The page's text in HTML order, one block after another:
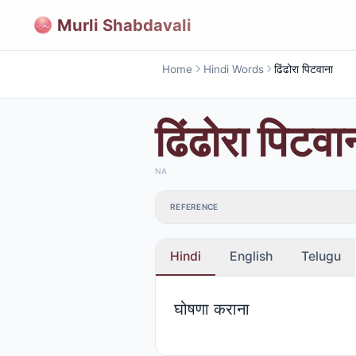
Murli Shabdavali
Home Hindi Words ढिंढोरा पिटवाना
ढिंढोरा
NA
REFERENCE
Hindi English Telugu
घोषणा कराना